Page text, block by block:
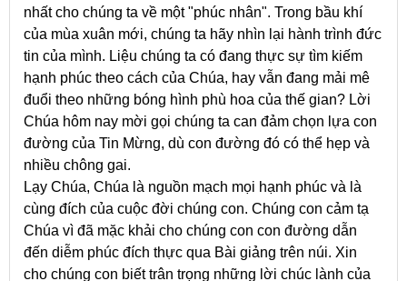
nhất cho chúng ta về một "phúc nhân". Trong bầu khí
của mùa xuân mới, chúng ta hãy nhìn lại hành trình đức
tin của mình. Liệu chúng ta có đang thực sự tìm kiếm
hạnh phúc theo cách của Chúa, hay vẫn đang mải mê
đuổi theo những bóng hình phù hoa của thế gian? Lời
Chúa hôm nay mời gọi chúng ta can đảm chọn lựa con
đường của Tin Mừng, dù con đường đó có thể hẹp và
nhiều chông gai.
Lạy Chúa, Chúa là nguồn mạch mọi hạnh phúc và là
cùng đích của cuộc đời chúng con. Chúng con cảm tạ
Chúa vì đã mặc khải cho chúng con con đường dẫn
đến diễm phúc đích thực qua Bài giảng trên núi. Xin
cho chúng con biết trân trọng những lời chúc lành của